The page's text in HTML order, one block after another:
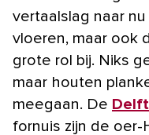
vertaalslag naar
vloeren, maar ook
grote rol bij. Niks
maar houten
meegaan. De
fornuis zijn de oer-